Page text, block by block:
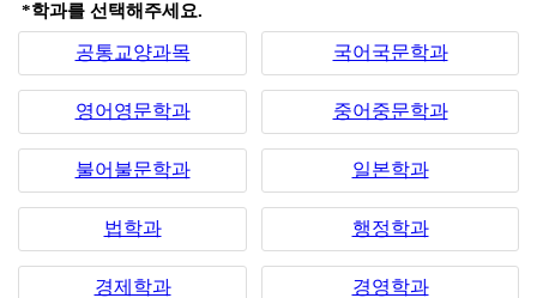
*학과를 선택해주세요.
공통교양과목 국어국문학과
영어영문학과 중어중문학과
불어불문학과 일본학과
법학과 행정학과
경제학과 경영학과